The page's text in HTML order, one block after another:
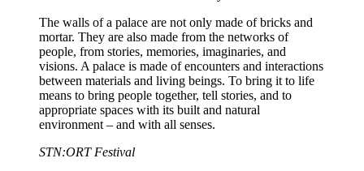
The walls of a palace are not only made of bricks and
mortar. They are also made from the networks of
people, from stories, memories, imaginaries, and
visions. A palace is made of encounters and interactions
between materials and living beings. To bring it to life
means to bring people together, tell stories, and to
appropriate spaces with its built and natural
environment – and with all senses.
STN:ORT Festival